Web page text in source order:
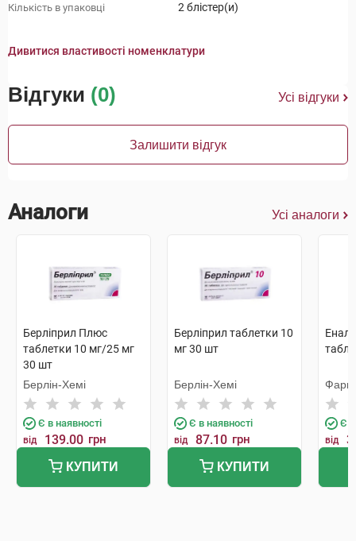
Кількість в упаковці 2 блістер(и)
Дивитися властивості номенклатури
Відгуки (0) Усі відгуки
Залишити відгук
Аналоги Усі аналоги
Берліприл Плюс
таблетки 10 мг/25 мг
30 шт
Берлін-Хемі
Є в наявності
від 139.00 грн
КУПИТИ
Берліприл таблетки 10
мг 30 шт
Берлін-Хемі
Є в наявності
від 87.10 грн
КУПИТИ
Є в
від